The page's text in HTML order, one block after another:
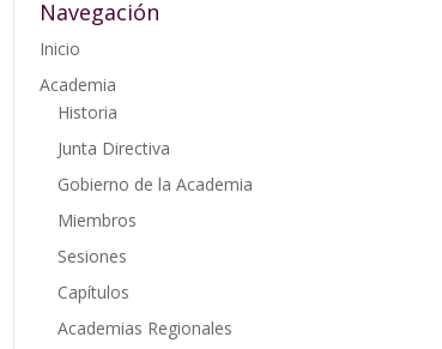
Navegación
Inicio
Academia
Historia
Junta Directiva
Gobierno de la Academia
Miembros
Sesiones
Capítulos
Academias Regionales